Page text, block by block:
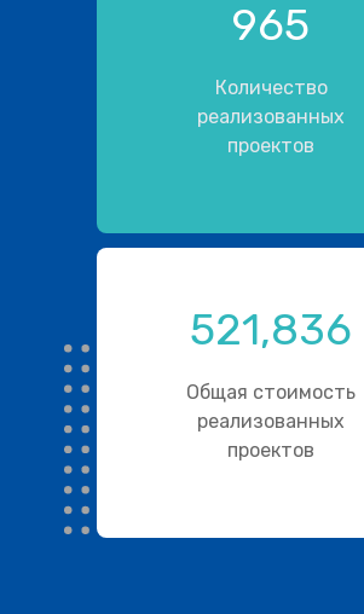
965
Количество
реализованных
проектов
521,836
Общая стоимость
реализованных
проектов